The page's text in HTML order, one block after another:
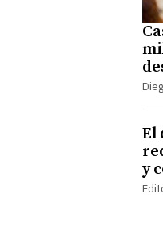
El
y